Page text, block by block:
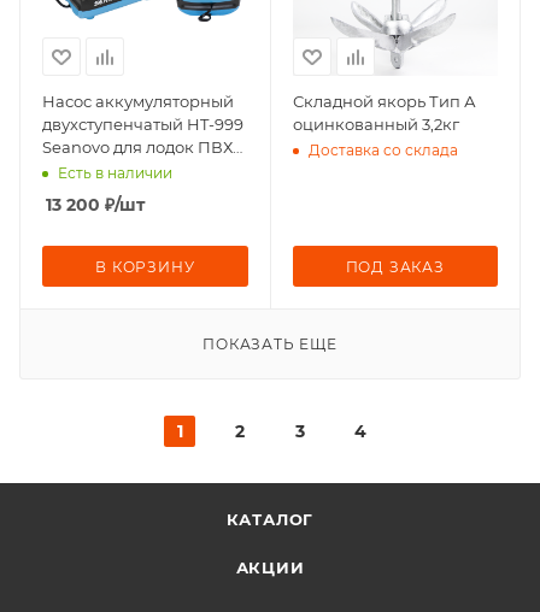
Насос аккумуляторный
двухступенчатый HT-999
Seanovo для лодок ПВХ
(0,34-1,38 атм)
Есть в наличии
13 200 ₽/шт
В КОРЗИНУ
Складной якорь Тип А
оцинкованный 3,2кг
Доставка со склада
ПОД ЗАКАЗ
ПОКАЗАТЬ ЕЩЕ
1 2 3 4
КАТАЛОГ
АКЦИИ